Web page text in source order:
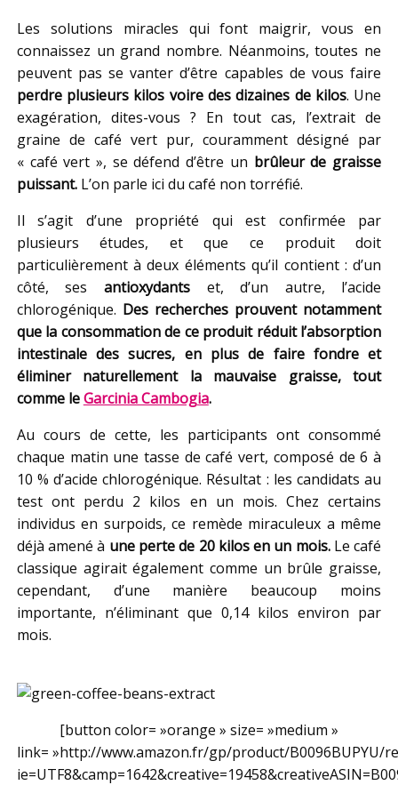
Les solutions miracles qui font maigrir, vous en
connaissez un grand nombre. Néanmoins, toutes ne
peuvent pas se vanter d’être capables de vous faire
perdre plusieurs kilos voire des dizaines de kilos. Une
exagération, dites-vous ? En tout cas, l’extrait de
graine de café vert pur, couramment désigné par
« café vert », se défend d’être un brûleur de graisse
puissant.L’on parle ici du café non torréfié.
Il s’agit d’une propriété qui est confirmée par
plusieurs études, et que ce produit doit
particulièrement à deux éléments qu’il contient : d’un
côté, ses antioxydantset, d’un autre, l’acide
chlorogénique. Des recherches prouvent notamment
que la consommation de ce produit réduit l’absorption
intestinale des sucres, en plus de faire fondre et
éliminer naturellement la mauvaise graisse, tout
comme leGarcinia Cambogia.
Au cours de cette, les participants ont consommé
chaque matin une tasse de café vert, composé de 6 à
10 % d’acide chlorogénique. Résultat : les candidats au
test ont perdu 2 kilos en un mois. Chez certains
individus en surpoids, ce remède miraculeux a même
déjà amené à une perte de 20 kilos en un mois.Le café
classique agirait également comme un brûle graisse,
cependant, d’une manière beaucoup moins
importante, n’éliminant que 0,14 kilos environ par
mois.
[button color= »orange » size= »medium »
link= »http://www.amazon.fr/gp/product/B0096BUPYU/